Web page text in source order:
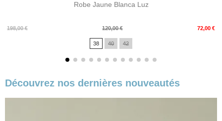
Robe Jaune Blanca Luz
198,00 €
Prix
120,00 € 72,00 €
Prix
38 40 42
Découvrez nos dernières nouveautés